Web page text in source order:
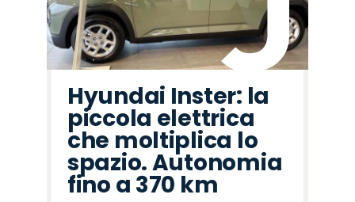
Hyundai Inster: la
piccola elettrica
che moltiplica lo
spazio. Autonomia
fino a 370 km